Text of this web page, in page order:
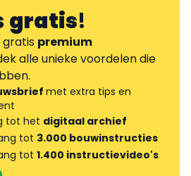
gratis!
gratis premium
alle unieke voordelen die
met extra tips en
tot het digitaal archief
tot 3.000 bouwinstructies
tot 1.400 instructievideo's